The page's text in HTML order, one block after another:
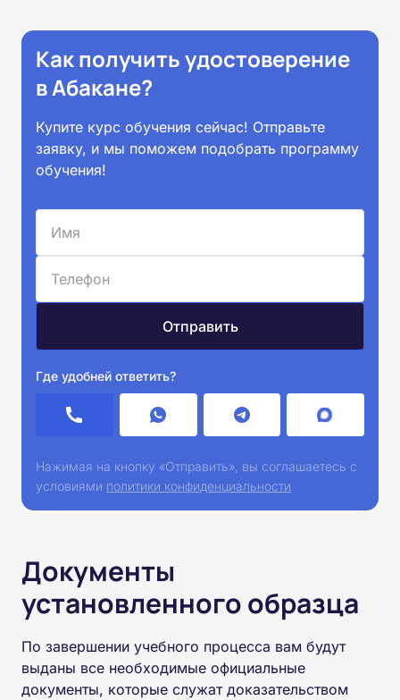
Как получить удостоверение
в Абакане?
Купите курс обучения сейчас! Отправьте
заявку, и мы поможем подобрать программу
обучения!
Где удобней ответить?
Нажимая на кнопку «Отправить», вы соглашаетесь с
условиями политики конфиденциальности
Документы
установленного образца
По завершении учебного процесса вам будут
выданы все необходимые официальные
документы, которые служат доказательством